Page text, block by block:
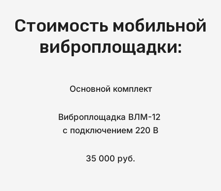
Стоимость мобильной
виброплощадки:
Основной комплект
Виброплощадка ВЛМ-12
с подключением 220 В
35 000 руб.